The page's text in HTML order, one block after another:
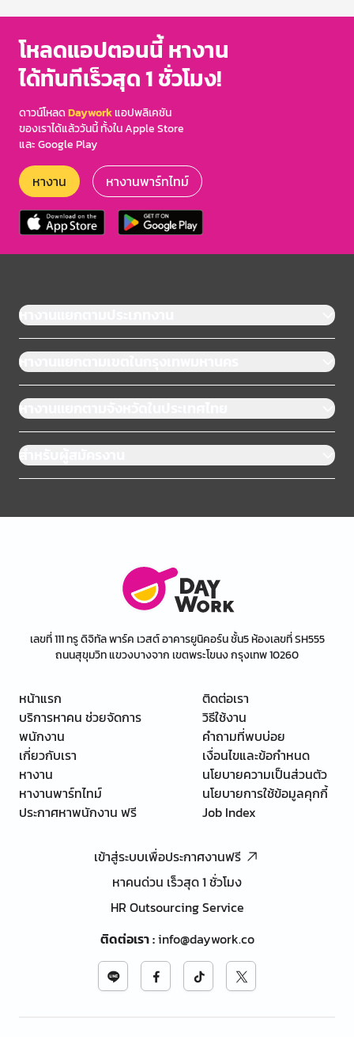
โหลดแอปตอนนี้ หางาน
ได้ทันทีเร็วสุด 1 ชั่วโมง!
ดาวน์โหลดDayworkแอปพลิเคชัน
ของเราได้แล้ววันนี้ ทั้งใน Apple Store
และ Google Play
หางาน หางานพาร์ทไทม์
หางานแยกตามประเภทงาน
หางานแยกตามเขตในกรุงเทพมหานคร
หางานแยกตามจังหวัดในประเทศไทย
สำหรับผู้สมัครงาน
เลขที่ 111 ทรู ดิจิทัล พาร์ค เวสต์ อาคารยูนิคอร์น ชั้น5 ห้องเลขที่ SH555
ถนนสุขุมวิท แขวงบางจาก เขตพระโขนง กรุงเทพ 10260
หน้าแรก
บริการหาคน ช่วยจัดการ
พนักงาน
เกี่ยวกับเรา
หางาน
หางานพาร์ทไทม์
ประกาศหาพนักงาน ฟรี
ติดต่อเรา
วิธีใช้งาน
คำถามที่พบบ่อย
เงื่อนไขและข้อกำหนด
นโยบายความเป็นส่วนตัว
นโยบายการใช้ข้อมูลคุกกี้
Job Index
เข้าสู่ระบบเพื่อประกาศงานฟรี
หาคนด่วน เร็วสุด 1 ชั่วโมง
HR Outsourcing Service
ติดต่อเรา:info@daywork.co